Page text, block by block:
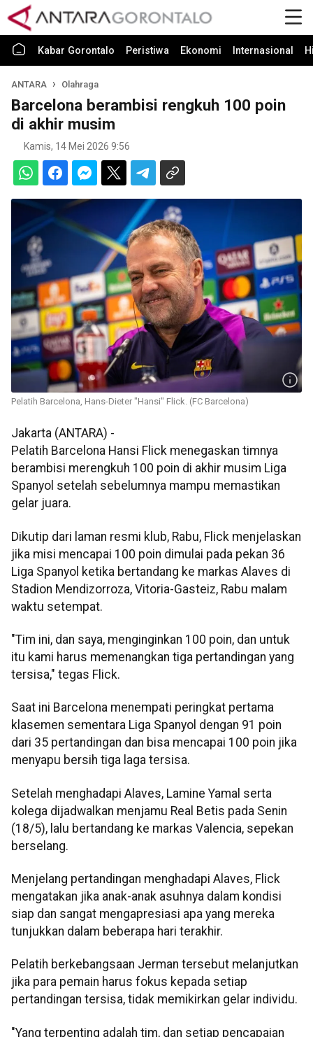
Kabar Gorontalo Peristiwa Ekonomi Internasional
ANTARA Olahraga
Barcelona berambisi rengkuh 100 poin
di akhir musim
Kamis, 14 Mei 2026 9:56
Pelatih Barcelona, Hans-Dieter "Hansi" Flick. (FC Barcelona)
Jakarta (ANTARA) -
Pelatih Barcelona Hansi Flick menegaskan timnya
berambisi merengkuh 100 poin di akhir musim Liga
Spanyol setelah sebelumnya mampu memastikan
gelar juara.
Dikutip dari laman resmi klub, Rabu, Flick menjelaskan
jika misi mencapai 100 poin dimulai pada pekan 36
Liga Spanyol ketika bertandang ke markas Alaves di
Stadion Mendizorroza, Vitoria-Gasteiz, Rabu malam
waktu setempat.
"Tim ini, dan saya, menginginkan 100 poin, dan untuk
itu kami harus memenangkan tiga pertandingan yang
tersisa," tegas Flick.
Saat ini Barcelona menempati peringkat pertama
klasemen sementara Liga Spanyol dengan 91 poin
dari 35 pertandingan dan bisa mencapai 100 poin jika
menyapu bersih tiga laga tersisa.
Setelah menghadapi Alaves, Lamine Yamal serta
kolega dijadwalkan menjamu Real Betis pada Senin
(18/5), lalu bertandang ke markas Valencia, sepekan
berselang.
Menjelang pertandingan menghadapi Alaves, Flick
mengatakan jika anak-anak asuhnya dalam kondisi
siap dan sangat mengapresiasi apa yang mereka
tunjukkan dalam beberapa hari terakhir.
Pelatih berkebangsaan Jerman tersebut melanjutkan
jika para pemain harus fokus kepada setiap
pertandingan tersisa, tidak memikirkan gelar individu.
"Yang terpenting adalah tim, dan setiap pencapaian